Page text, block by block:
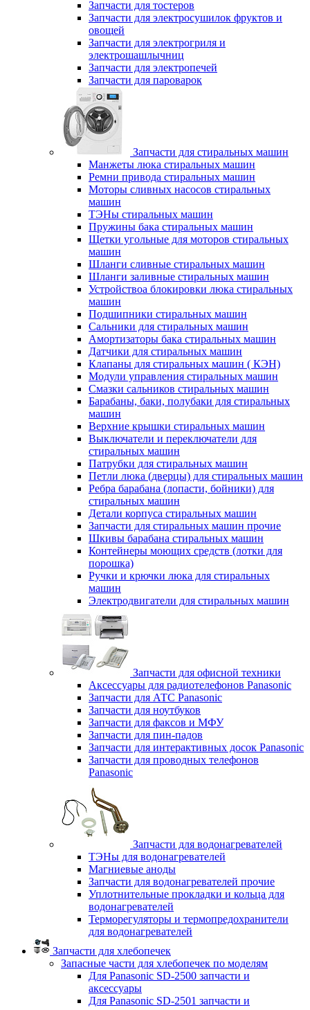
Запчасти для тостеров
Запчасти для электросушилок фруктов и
овощей
Запчасти для электрогриля и
электрошашлычниц
Запчасти для электропечей
Запчасти для пароварок
Запчасти для стиральных машин
Манжеты люка стиральных машин
Ремни привода стиральных машин
Моторы сливных насосов стиральных
машин
ТЭНы стиральных машин
Пружины бака стиральных машин
Щетки угольные для моторов стиральных
машин
Шланги сливные стиральных машин
Шланги заливные стиральных машин
Устройствоа блокировки люка стиральных
машин
Подшипники стиральных машин
Сальники для стиральных машин
Амортизаторы бака стиральных машин
Датчики для стиральных машин
Клапаны для стиральных машин ( КЭН)
Модули управления стиральных машин
Смазки сальников стиральных машин
Барабаны, баки, полубаки для стиральных
машин
Верхние крышки стиральных машин
Выключатели и переключатели для
стиральных машин
Патрубки для стиральных машин
Петли люка (дверцы) для стиральных машин
Ребра барабана (лопасти, бойники) для
стиральных машин
Детали корпуса стиральных машин
Запчасти для стиральных машин прочие
Шкивы барабана стиральных машин
Контейнеры моющих средств (лотки для
порошка)
Ручки и крючки люка для стиральных
машин
Электродвигатели для стиральных машин
Запчасти для офисной техники
Аксессуары для радиотелефонов Panasonic
Запчасти для АТС Panasonic
Запчасти для ноутбуков
Запчасти для факсов и МФУ
Запчасти для пин-падов
Запчасти для интерактивных досок Panasonic
Запчасти для проводных телефонов
Panasonic
Запчасти для водонагревателей
ТЭНы для водонагревателей
Магниевые аноды
Запчасти для водонагревателей прочие
Уплотнительные прокладки и кольца для
водонагревателей
Терморегуляторы и термопредохранители
для водонагревателей
Запчасти для хлебопечек
Запасные части для хлебопечек по моделям
Для Panasonic SD-2500 запчасти и
аксессуары
Для Panasonic SD-2501 запчасти и